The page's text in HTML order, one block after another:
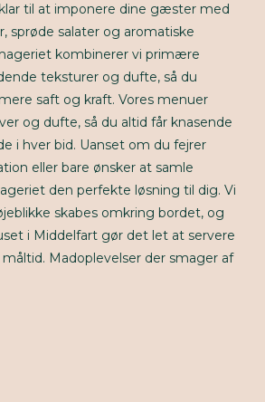
til at imponere dine gæster med
sprøde salater og aromatiske
kombinerer vi primære
teksturer og dufte, så du
saft og kraft. Vores menuer
og dufte, så du altid får knasende
i hver bid. Uanset om du fejrer
eller bare ønsker at samle
den perfekte løsning til dig. Vi
skabes omkring bordet, og
i Middelfart gør det let at servere
Madoplevelser der smager af